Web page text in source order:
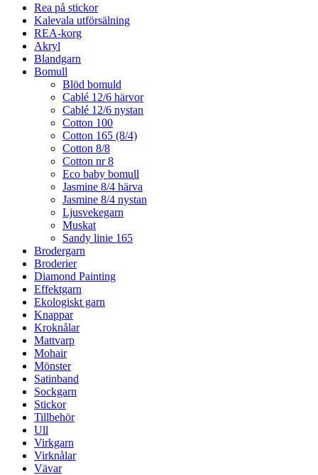
Rea på stickor
Kalevala utförsälning
REA-korg
Akryl
Blandgarn
Bomull
Blöd bomuld
Cablé 12/6 härvor
Cablé 12/6 nystan
Cotton 100
Cotton 165 (8/4)
Cotton 8/8
Cotton nr 8
Eco baby bomull
Jasmine 8/4 härva
Jasmine 8/4 nystan
Ljusvekegarn
Muskat
Sandy linie 165
Brodergarn
Broderier
Diamond Painting
Effektgarn
Ekologiskt garn
Knappar
Kroknålar
Mattvarp
Mohair
Mönster
Satinband
Sockgarn
Stickor
Tillbehör
Ull
Virkgarn
Virknålar
Vävar